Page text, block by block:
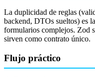
La duplicidad de reglas
backend, DTOs sueltos) es
formularios complejos. Zod
sirven como contrato único.
Flujo práctico